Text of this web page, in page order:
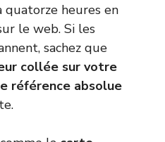
quatorze heures en
le web. Si les
sachez que
collée sur votre
référence absolue